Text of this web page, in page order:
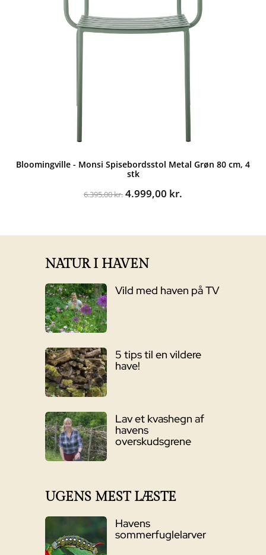
Bloomingville - Monsi Spisebordsstol Metal Grøn 80 cm, 4
stk
6.395,00kr. Den
4.999,00 kr.
NATUR I HAVEN
Vild med haven på TV
5 tips til en vildere
have!
Lav et kvashegn af
havens
overskudsgrene
UGENS MEST LÆSTE
Havens
sommerfuglelarver